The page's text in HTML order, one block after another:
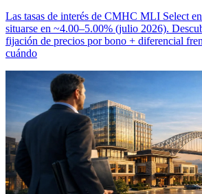
Las tasas de interés de CMHC MLI Select
situarse en ~4.00–5.00% (julio 2026).
fijación de precios por bono + diferencial
cuándo